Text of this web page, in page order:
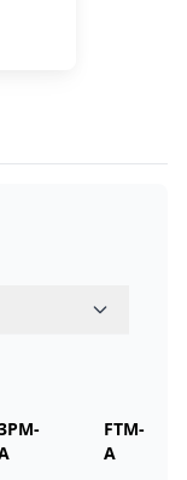
FTM-
A